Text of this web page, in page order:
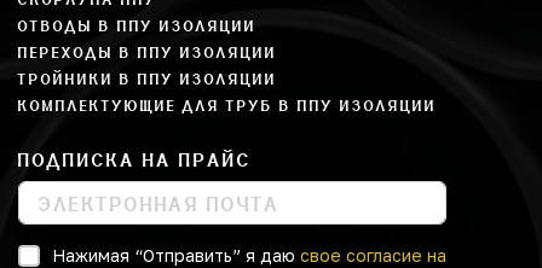
ОТВОДЫ В ППУ ИЗОЛЯЦИИ
ПЕРЕХОДЫ В ППУ ИЗОЛЯЦИИ
ТРОЙНИКИ В ППУ ИЗОЛЯЦИИ
КОМПЛЕКТУЮЩИЕ ДЛЯ ТРУБ В ППУ ИЗОЛЯЦИИ
ПОДПИСКА НА ПРАЙС
Нажимая “Отправить” я даю свое согласие на